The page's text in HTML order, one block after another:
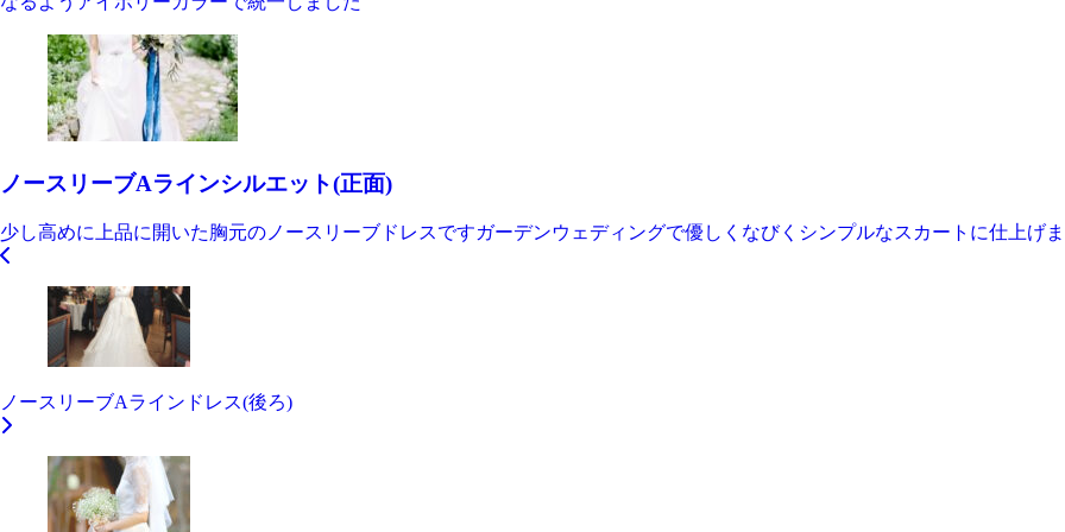
ノースリーブAラインシルエット(正面)
少し高めに上品に開いた胸元のノースリーブドレスですガーデンウェディングで優しくなびくシンプルなスカートに仕上げ
ノースリーブAラインドレス(後ろ)